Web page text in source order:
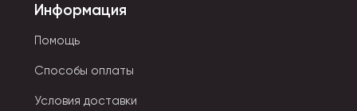
Информация
Помощь
Способы оплаты
Условия доставки